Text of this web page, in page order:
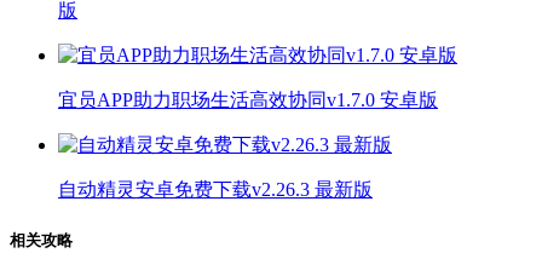
版
宜员APP助力职场生活高效协同v1.7.0 安卓版
自动精灵安卓免费下载v2.26.3 最新版
相关攻略